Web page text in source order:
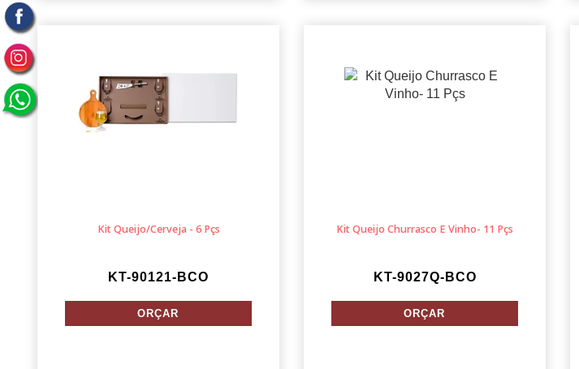
Kit Queijo/Cerveja - 6 Pçs
KT-90121-BCO
Kit Queijo Churrasco E Vinho- 11 Pçs
KT-9027Q-BCO